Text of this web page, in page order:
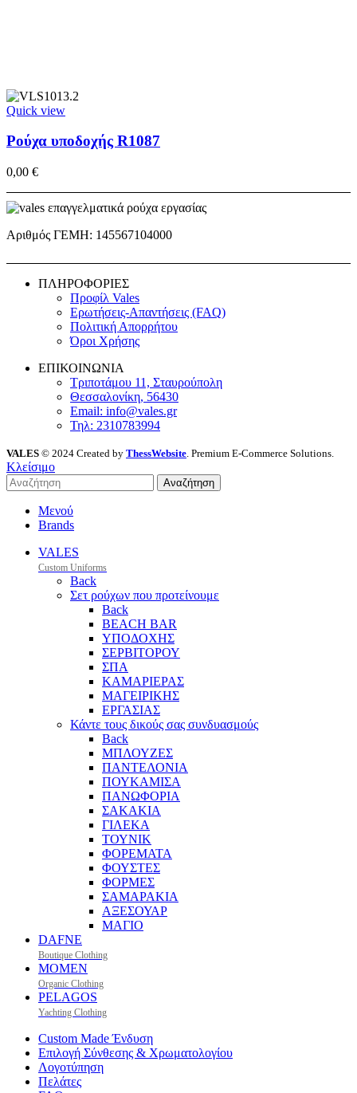
Quick view
Ρούχα υποδοχής R1087
0,00 €
Αριθμός ΓΕΜΗ: 145567104000
ΠΛΗΡΟΦΟΡΙΕΣ
Προφίλ Vales
Ερωτήσεις-Απαντήσεις (FAQ)
Πολιτική Απορρήτου
Όροι Χρήσης
ΕΠΙΚΟΙΝΩΝΙΑ
Τριποτάμου 11, Σταυρούπολη
Θεσσαλονίκη, 56430
Email: info@vales.gr
Τηλ: 2310783994
VALES © 2024 Created by ThessWebsite. Premium E-Commerce Solutions.
Κλείσιμο
Αναζήτηση
Μενού
Brands
VALES
Custom Uniforms
Back
Σετ ρούχων που προτείνουμε
Back
BEACH BAR
ΥΠΟΔΟΧΗΣ
ΣΕΡΒΙΤΟΡΟΥ
ΣΠΑ
ΚΑΜΑΡΙΕΡΑΣ
ΜΑΓΕΙΡΙΚΗΣ
ΕΡΓΑΣΙΑΣ
Κάντε τους δικούς σας συνδυασμούς
Back
ΜΠΛΟΥΖΕΣ
ΠΑΝΤΕΛΟΝΙΑ
ΠΟΥΚΑΜΙΣΑ
ΠΑΝΩΦΟΡΙΑ
ΣΑΚΑΚΙΑ
ΓΙΛΕΚΑ
ΤΟΥΝΙΚ
ΦΟΡΕΜΑΤΑ
ΦΟΥΣΤΕΣ
ΦΟΡΜΕΣ
ΣΑΜΑΡΑΚΙΑ
ΑΞΕΣΟΥΑΡ
ΜΑΓΙΟ
DAFNE
Boutique Clothing
MOMEN
Organic Clothing
PELAGOS
Yachting Clothing
Custom Made Ένδυση
Επιλογή Σύνθεσης & Χρωματολογίου
Λογοτύπηση
Πελάτες